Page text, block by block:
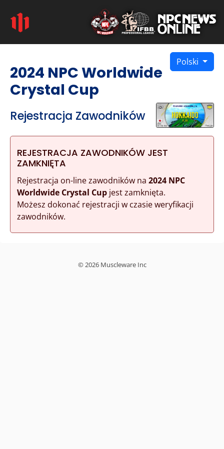
Polski
2024 NPC Worldwide
Crystal Cup
Rejestracja Zawodników
REJESTRACJA ZAWODNIKÓW JEST
ZAMKNIĘTA
Rejestracja on-line zawodników na 2024 NPC
Worldwide Crystal Cupjest zamknięta.
Możesz dokonać rejestracji w czasie weryfikacji
zawodników.
© 2026 Muscleware Inc